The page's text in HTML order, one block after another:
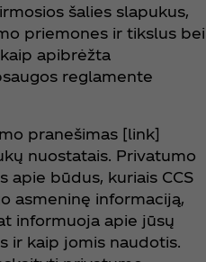
šalies slapukus,
priemones ir tikslus bei
apibrėžta
reglamente
pranešimas [link]
nuostatais. Privatumo
apie būdus, kuriais CCS
asmeninę informaciją,
informuoja apie jūsų
ir kaip jomis naudotis.